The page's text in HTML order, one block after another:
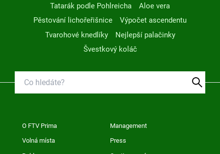
Tatarák podle Pohlreicha
Aloe vera
Pěstování lichořeřišnice
Výpočet ascendentu
Tvarohové knedlíky
Nejlepší palačinky
Švestkový koláč
O FTV Prima Management
Volná místa Press